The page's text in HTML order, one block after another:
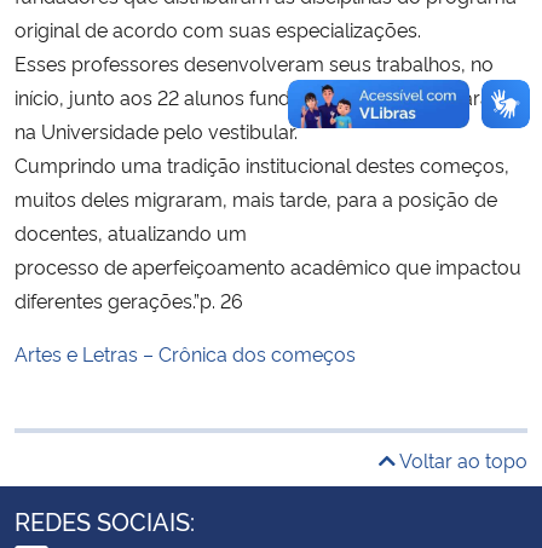
Secretaria de Governo
Gabinete de Segurança Institucional
Advocacia-Geral da União
Banco Central do Brasil
Planalto
original de acordo com suas especializações.
Esses professores desenvolveram seus trabalhos, no
início, junto aos 22 alunos fundadores que ingressaram
na Universidade pelo vestibular.
Cumprindo uma tradição institucional destes começos,
muitos deles migraram, mais tarde, para a posição de
docentes, atualizando um
processo de aperfeiçoamento acadêmico que impactou
diferentes gerações.”p. 26
Artes e Letras – Crônica dos começos
Voltar ao topo
REDES SOCIAIS: